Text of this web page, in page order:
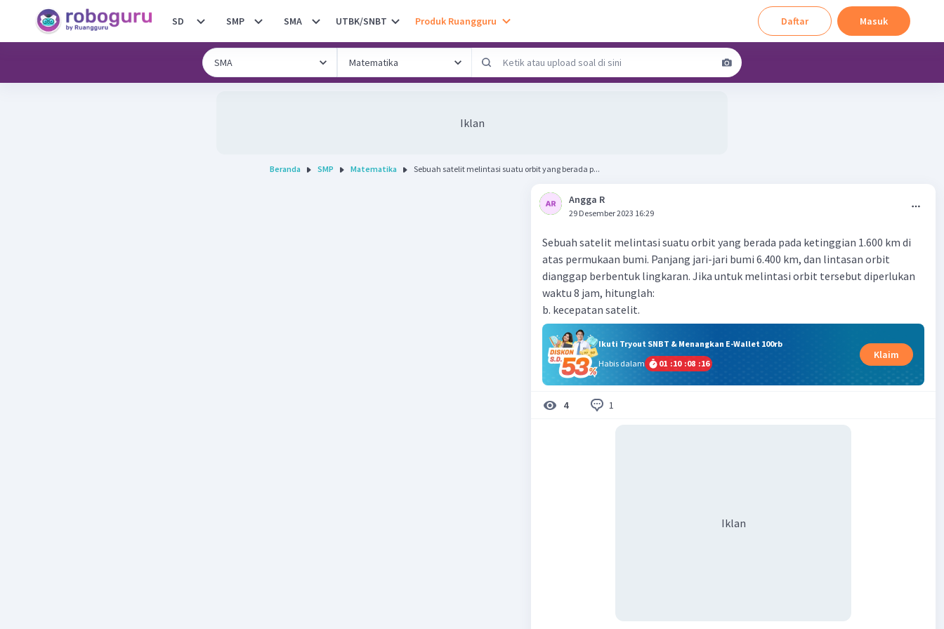
SD SMP SMA UTBK/SNBT Produk Ruangguru Daftar Masuk
Iklan
Beranda SMP Matematika Sebuah satelit melintasi suatu orbit yang berada p...
Angga R
29 Desember 2023 16:29
Sebuah satelit melintasi suatu orbit yang berada pada ketinggian 1.600 km di
atas permukaan bumi. Pan­jang jari-jari bumi 6.400 km, dan lintasan orbit
dianggap berbentuk lingkaran. Jika untuk melintasi orbit tersebut diperlukan
waktu 8 jam, hitunglah:
b. kecepatan satelit.
Ikuti Tryout SNBT & Menangkan E-Wallet 100rb
Habis dalam
01 :10 :08 :15
Klaim
4 1
Iklan